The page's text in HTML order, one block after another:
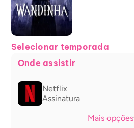
Selecionar temporada
Onde assistir
Netflix
Assinatura
Mais opções